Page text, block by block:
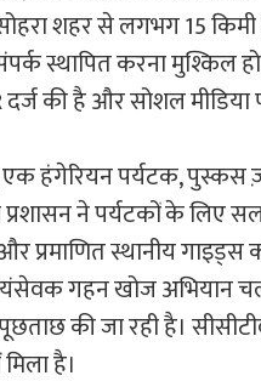
शहर से लगभग 15 किमी
स्थापित करना मुश्किल हो
की है और सोशल मीडिया
एक हंगेरियन पर्यटक, पुस्कस
ने पर्यटकों के लिए
प्रमाणित स्थानीय गाइड्स
गहन खोज अभियान
की जा रही है।
है।